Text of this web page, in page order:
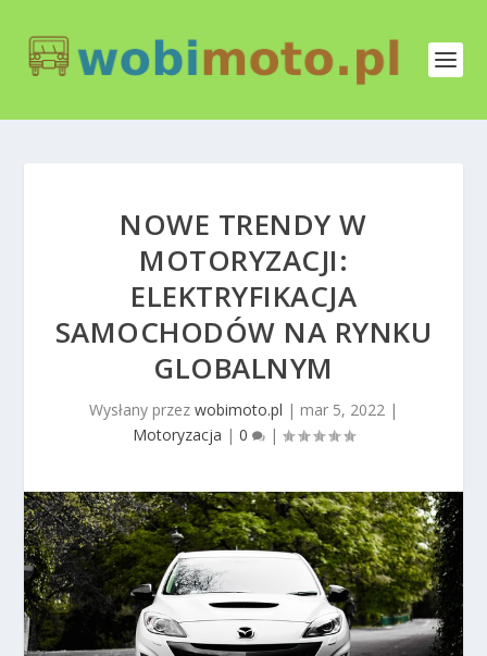
NOWE TRENDY W
MOTORYZACJI:
ELEKTRYFIKACJA
SAMOCHODÓW NA RYNKU
GLOBALNYM
Wysłany przez wobimoto.pl | mar 5, 2022 |
Motoryzacja | 0 |